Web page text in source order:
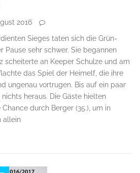
2016
Sieges taten sich die Grün-
Pause sehr schwer. Sie begannen
scheiterte an Keeper Schulze und am
das Spiel der Heimelf, die ihre
ungenau vortrugen. Bis auf ein paar
heraus. Die Gäste hielten
durch Berger (35.), um in
allein